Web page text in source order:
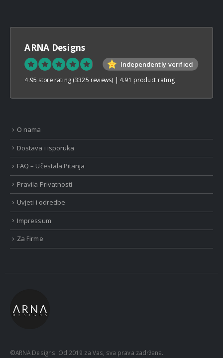
ARNA Designs
Independently verified
4.95 store rating (3325 reviews) | 4.91 product rating
O nama
Dostava i isporuka
FAQ – Učestala Pitanja
Pravila Privatnosti
Uvjeti i odredbe
Impressum
Za Firme
©ARNA Designs. Od 2019 za Vas, sva prava zadržana.